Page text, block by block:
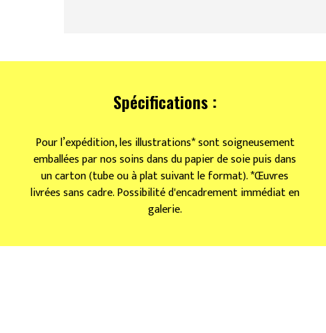
Spécifications :
Pour l’expédition, les illustrations* sont soigneusement
emballées par nos soins dans du papier de soie puis dans
un carton (tube ou à plat suivant le format). *Œuvres
livrées sans cadre. Possibilité d'encadrement immédiat en
galerie.